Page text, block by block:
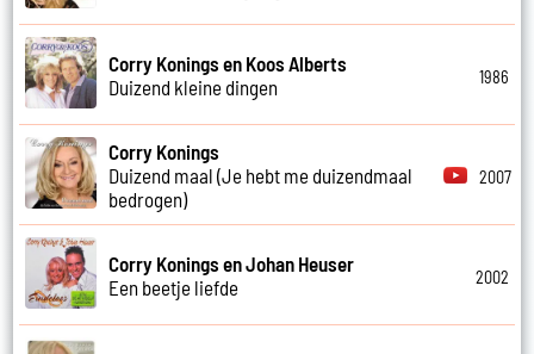
Corry Konings en Koos Alberts
Duizend kleine dingen
1986
Corry Konings
Duizend maal (Je hebt me duizendmaal
bedrogen)
2007
Corry Konings en Johan Heuser
Een beetje liefde
2002